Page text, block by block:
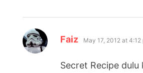
Faiz says:
May 17, 2012 at 4:12
Secret Recipe dulu